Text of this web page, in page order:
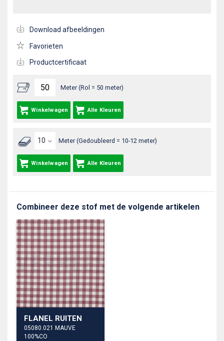
Meter (Rol = 50 meter)
Winkelwagen Alle Kleuren
Meter (Gedoubleerd = 10-12 meter)
Winkelwagen Alle Kleuren
Download afbeeldingen
Favorieten
Productcertificaat
Combineer deze stof met de volgende artikelen
FLANEL RUITEN
05080.021 MAUVE
100%CO